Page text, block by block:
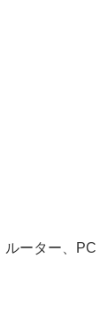
ーター、